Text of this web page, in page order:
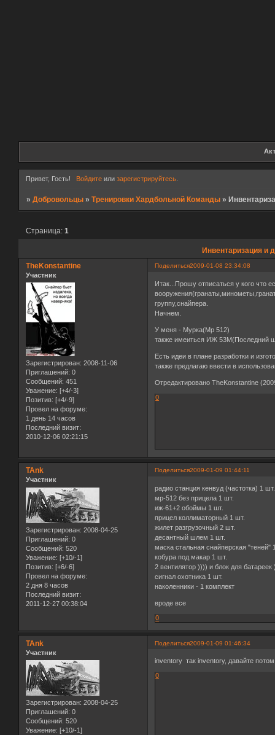
Привет, Гость! Войдитеили зарегистрируйтесь.
»Добровольцы »Тренировки Хардбольной Команды »
Инвентаризация и
Страница:1
Поделиться2009-01-08 23:34:08
TheKonstantine
Участник
Зарегистрирован: 2008-11-06
Приглашений: 0
Сообщений: 451
Уважение: [+4/-3]
Позитив: [+4/-9]
Провел на форуме:
1 день 14 часов
Последний визит:
2010-12-06 02:21:15
Итак...Прошу отписаться у кого что
группу,снайпера.
Начнем.
У меня - Мурка(Мр 512)
также имеиться ИЖ 53М(Последний
Есть идеи в плане разработки и
также предлагаю ввести в
Отредактировано TheKonstantine
0
Поделиться2009-01-09 01:44:11
TAnk
Участник
Зарегистрирован: 2008-04-25
Приглашений: 0
Сообщений: 520
Уважение: [+10/-1]
Позитив: [+6/-6]
Провел на форуме:
2 дня 8 часов
Последний визит:
2011-12-27 00:38:04
радио станция кенвуд (частотка) 1 шт.
мр-512 без прицела 1 шт.
иж-61+2 обоймы 1 шт.
прицел коллиматорный 1 шт.
жилет разгрузочный 2 шт.
десантный шлем 1 шт.
маска стальная снайперская "теней"
кобура под макар 1 шт.
2 вентилятор )))) и блок для
сигнал охотника 1 шт.
наколенники - 1 комплект
вроде все
0
Поделиться2009-01-09 01:46:34
TAnk
Участник
Зарегистрирован: 2008-04-25
Приглашений: 0
Сообщений: 520
Уважение: [+10/-1]
inventory так inventory, давайте
0